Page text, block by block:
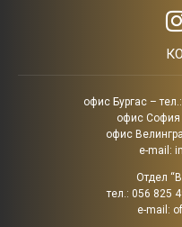
офис Бургас –
офис София
офис
e-mail:
Отдел
тел.: 056 825
e-mail: